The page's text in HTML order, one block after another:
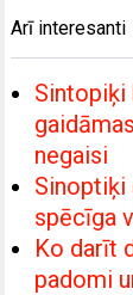
Arī interesanti
Sintopiķi
negaisi
Sinoptiķi
spēcīga
Ko darīt
padomi